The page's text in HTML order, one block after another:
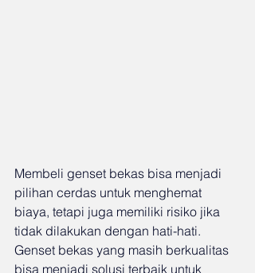
Membeli genset bekas bisa menjadi
pilihan cerdas untuk menghemat
biaya, tetapi juga memiliki risiko jika
tidak dilakukan dengan hati-hati.
Genset bekas yang masih berkualitas
bisa menjadi solusi terbaik untuk